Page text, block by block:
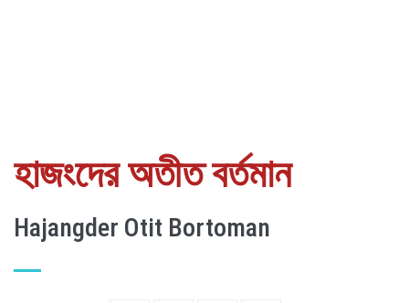
হাজংদের অতীত বর্তমান
Hajangder Otit Bortoman